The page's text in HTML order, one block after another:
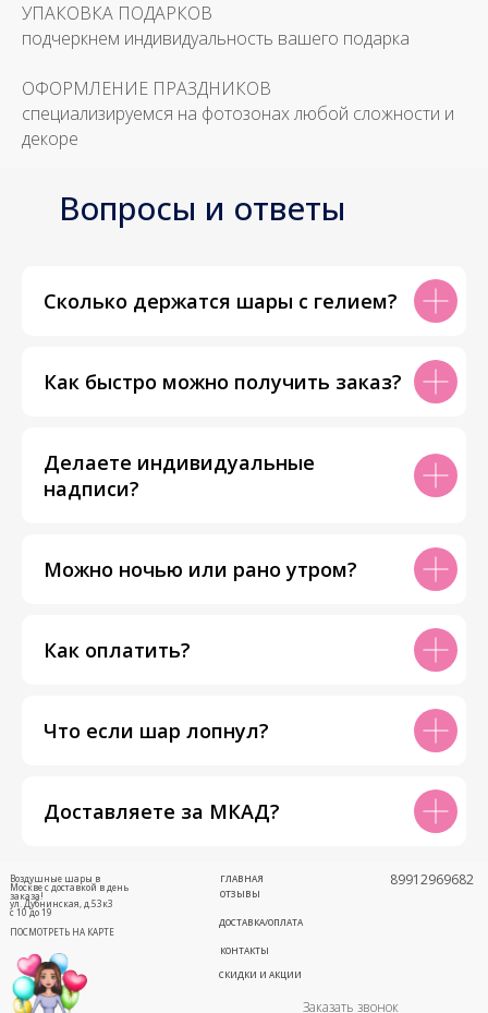
УПАКОВКА ПОДАРКОВ
подчеркнем индивидуальность вашего подарка
ОФОРМЛЕНИЕ ПРАЗДНИКОВ
специализируемся на фотозонах любой сложности и
декоре
Вопросы и ответы
Сколько держатся шары с гелием?
Как быстро можно получить заказ?
Делаете индивидуальные
надписи?
Можно ночью или рано утром?
Как оплатить?
Что если шар лопнул?
Доставляете за МКАД?
ул. Дубнинская, д.53к3
с 10 до 19
ПОСМОТРЕТЬ НА КАРТЕ
ОТЗЫВЫ
ГЛАВНАЯ
ДОСТАВКА/ОПЛАТА
СКИДКИ И АКЦИИ
КОНТАКТЫ
89912969682
Воздушные шары в
Москве с доставкой в день
заказа!
Заказать звонок